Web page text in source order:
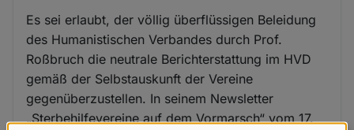
Es sei erlaubt, der völlig überflüssigen Beleidung
des Humanistischen Verbandes durch Prof.
Roßbruch die neutrale Berichterstattung im HVD
gemäß der Selbstauskunft der Vereine
gegenüberzustellen. In seinem Newsletter
„Sterbehilfevereine auf dem Vormarsch“ vom 17.